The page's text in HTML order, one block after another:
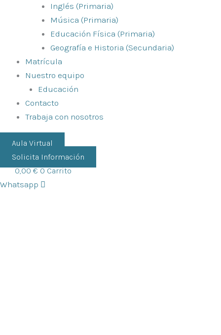
Inglés (Primaria)
Música (Primaria)
Educación Física (Primaria)
Geografía e Historia (Secundaria)
Matrícula
Nuestro equipo
Educación
Contacto
Trabaja con nosotros
Aula Virtual
Solicita Información
0,00€ 0 Carrito
Whatsapp